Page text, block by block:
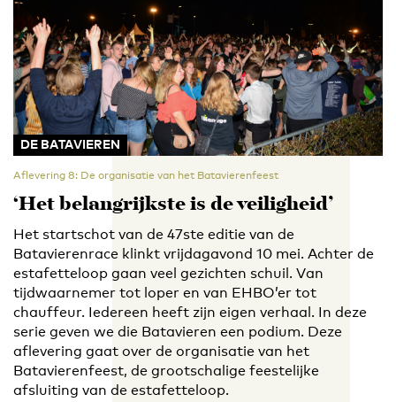
DE BATAVIEREN
Aflevering 8: De organisatie van het Batavierenfeest
‘Het belangrijkste is de veiligheid’
Het startschot van de 47ste editie van de
Batavierenrace klinkt vrijdagavond 10 mei. Achter de
estafetteloop gaan veel gezichten schuil. Van
tijdwaarnemer tot loper en van EHBO’er tot
chauffeur. Iedereen heeft zijn eigen verhaal. In deze
serie geven we die Batavieren een podium. Deze
aflevering gaat over de organisatie van het
Batavierenfeest, de grootschalige feestelijke
afsluiting van de estafetteloop.